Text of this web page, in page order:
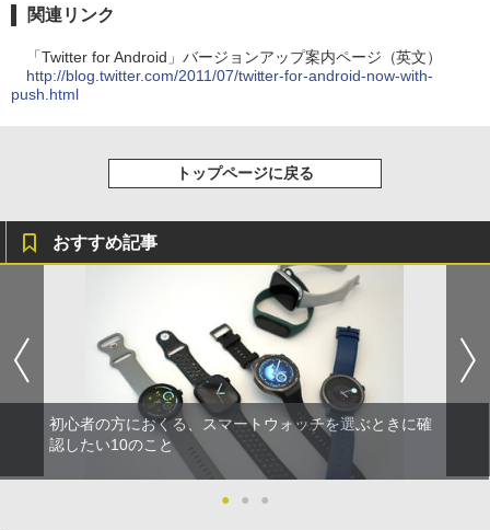
関連リンク
「Twitter for Android」バージョンアップ案内ページ（英文）
http://blog.twitter.com/2011/07/twitter-for-android-now-with-
push.html
トップページに戻る
おすすめ記事
初心者の方におくる、スマートウォッチを選ぶときに確
認したい10のこと
● ● ●